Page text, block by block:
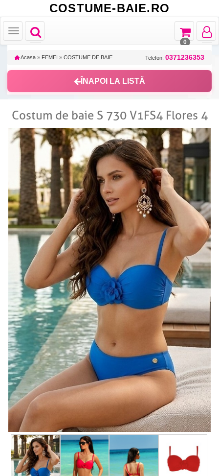
COSTUME-BAIE.RO
Toggle
navigation
Toggle
navigation
Toggle
Toggle
navigation
0
Acasa » FEMEI » COSTUME DE BAIE Telefon: 0371236353
ÎNAPOI LA LISTĂ
Costum de baie S 730 V1FS4 Flores 4